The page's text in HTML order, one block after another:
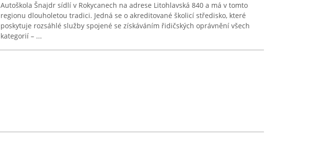
Autoškola Šnajdr sídlí v Rokycanech na adrese Litohlavská 840 a má v tomto
regionu dlouholetou tradici. Jedná se o akreditované školicí středisko, které
poskytuje rozsáhlé služby spojené se získáváním řidičských oprávnění všech
kategorií – ...